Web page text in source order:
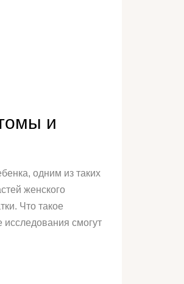
и
одним из таких
женского
Что такое
исследования смогут